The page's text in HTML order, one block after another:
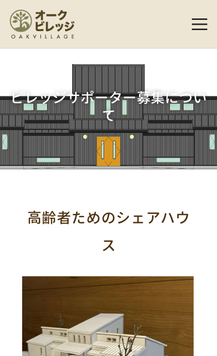
ビレッジサポーター募集につい
て
高齢者ためのシェアハウ
ス